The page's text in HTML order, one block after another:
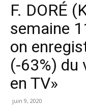
F. DORÉ
semaine
on
(-63%) du
en TV»
juin 9, 2020